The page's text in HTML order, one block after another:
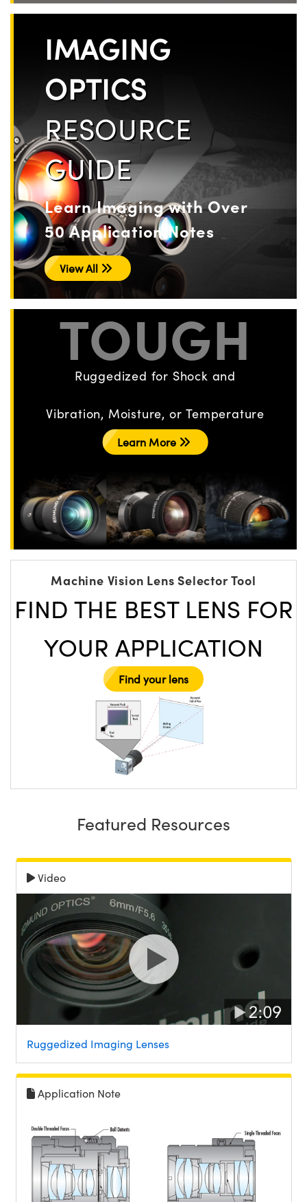
IMAGING
OPTICS
RESOURCE
GUIDE
Learn Imaging with Over
50 Application Notes
View All
TOUGH
Ruggedized for Shock and
Vibration, Moisture, or Temperature
Learn More
Machine Vision Lens Selector Tool
FIND THE BEST LENS FOR
YOUR APPLICATION
Find your lens
Featured Resources
Video
Ruggedized Imaging Lenses
Application Note